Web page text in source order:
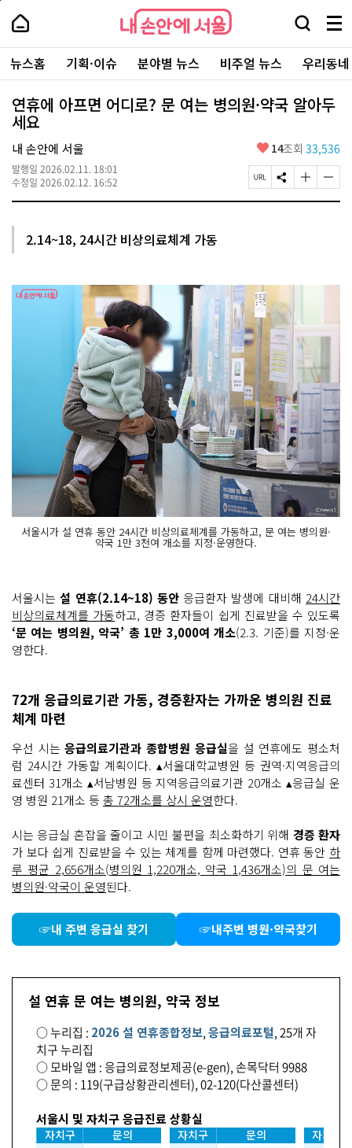
본
로
가
내
손
안
에
서
울
-
서
울
시
대
표
소
통
포
내
손
에
울
검
창
열
기
메
뉴
전
체
보
기
주
요
서
뉴스홈 기획·이슈 분야별 뉴스 비주얼 뉴스 우리동
연휴에 아프면 어디로? 문 여는 병의원·약국 알아두
세요
내 손안에 서울
발행일 2026.02.11. 18:01
수정일 2026.02.12. 16:52
좋
요
14조회 33,536
페
이
S
N
글
자
글
자
하
2.14~18, 24시간 비상의료체계 가동
서울시가 설 연휴 동안 24시간 비상의료체계를 가동하고, 문 여는 병의원·
약국 1만 3천여 개소를 지정·운영한다.
서울시는설 연휴(2.14~18) 동안응급환자 발생에 대비해 24시간
비상의료체계를 가동하고, 경증 환자들이 쉽게 진료받을 수 있도록
‘문 여는 병의원, 약국’ 총 1만 3,000여 개소(2.3. 기준)를 지정·운
영한다.
72개 응급의료기관 가동, 경증환자는 가까운 병의원 진료
체계 마련
우선 시는응급의료기관과 종합병원 응급실을 설 연휴에도 평소처
럼 24시간 가동할 계획이다. ▴서울대학교병원 등 권역·지역응급의
료센터 31개소 ▴서남병원 등 지역응급의료기관 20개소 ▴응급실 운
영 병원 21개소 등 총 72개소를 상시 운영한다.
시는 응급실 혼잡을 줄이고 시민 불편을 최소화하기 위해 경증 환자
가 보다 쉽게 진료받을 수 있는 체계를 함께 마련했다. 연휴 동안 하
루 평균 2,656개소(병의원 1,220개소, 약국 1,436개소)의 문 여는
병의원·약국이 운영된다.
☞내 주변 응급실 찾기 ☞내주변 병원·약국찾기
설 연휴 문 여는 병의원, 약국 정보
○ 누리집 : 2026 설 연휴종합정보,응급의료포털, 25개 자
치구 누리집
○ 모바일 앱 : 응급의료정보제공(e-gen), 손목닥터 9988
○ 문의 : 119(구급상황관리센터), 02-120(다산콜센터)
서울시 및 자치구 응급진료 상황실
자치구 문의 자치구 문의
자치구
페
상
단
로